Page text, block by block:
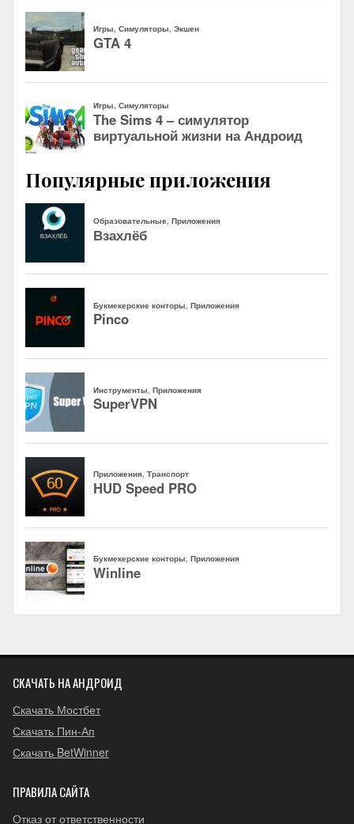
Популярные приложения
СКАЧАТЬ НА АНДРОИД
Скачать Мостбет
Скачать Пин-Ап
Скачать BetWinner
ПРАВИЛА САЙТА
Отказ от ответственности